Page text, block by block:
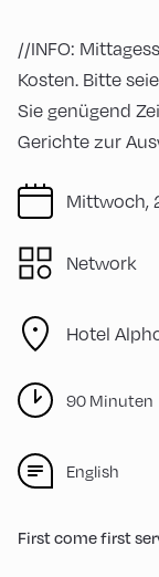
Mittwoch,
Network
Hotel
90 Minuten
English
First come first
//INFO:
Kosten. Bitte
Sie genügend
Gerichte zur